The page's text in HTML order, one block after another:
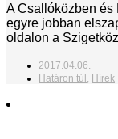
A Csallóközben és
egyre jobban
oldalon a
2017.04.06.
Határon túl, Hírek